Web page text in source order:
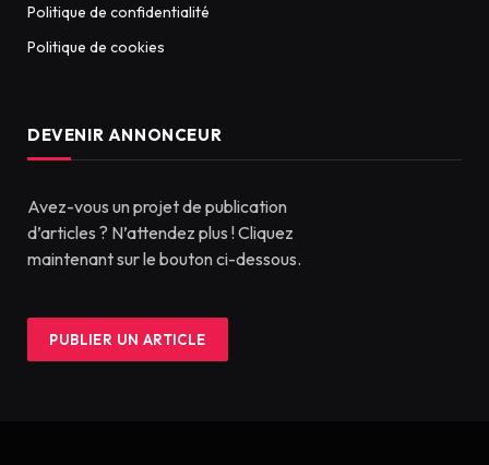
Politique de confidentialité
Politique de cookies
DEVENIR ANNONCEUR
Avez-vous un projet de publication
d’articles ? N’attendez plus ! Cliquez
maintenant sur le bouton ci-dessous.
PUBLIER UN ARTICLE